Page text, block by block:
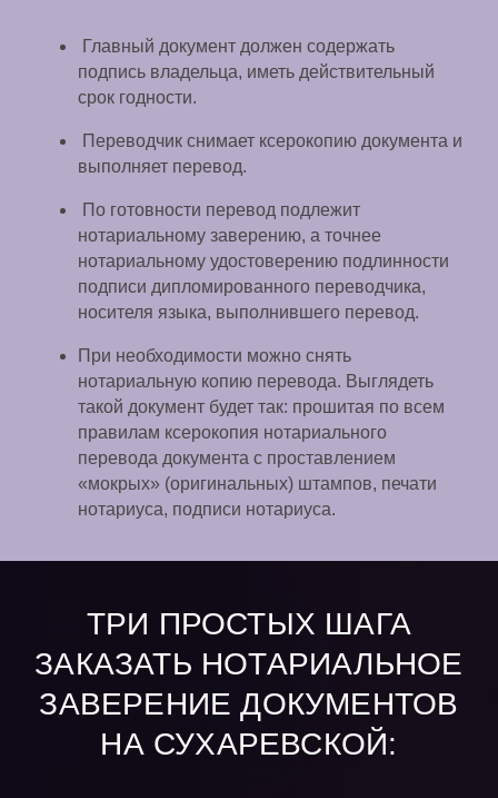
Главный документ должен содержать
подпись владельца, иметь действительный
срок годности.
Переводчик снимает ксерокопию документа и
выполняет перевод.
По готовности перевод подлежит
нотариальному заверению, а точнее
нотариальному удостоверению подлинности
подписи дипломированного переводчика,
носителя языка, выполнившего перевод.
При необходимости можно снять
нотариальную копию перевода. Выглядеть
такой документ будет так: прошитая по всем
правилам ксерокопия нотариального
перевода документа с проставлением
«мокрых» (оригинальных) штампов, печати
нотариуса, подписи нотариуса.
ТРИ ПРОСТЫХ ШАГА
ЗАКАЗАТЬ НОТАРИАЛЬНОЕ
ЗАВЕРЕНИЕ ДОКУМЕНТОВ
НА СУХАРЕВСКОЙ: